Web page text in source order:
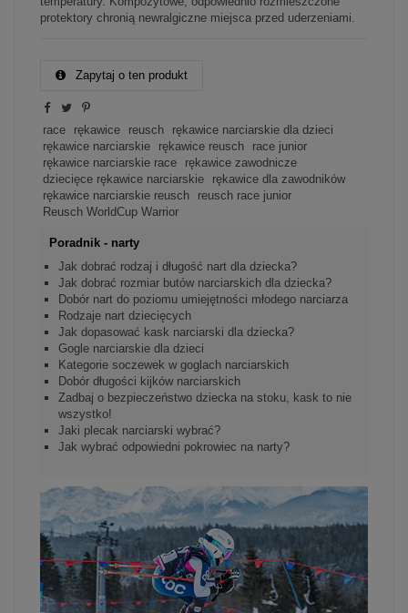
protektory chronią newralgiczne miejsca przed uderzeniami.
Zapytaj o ten produkt
race rękawice reusch
rękawice narciarskie dla dzieci
rękawice narciarskie
rękawice reusch
race junior
rękawice narciarskie race
rękawice zawodnicze
dziecięce rękawice narciarskie
rękawice dla zawodników
rękawice narciarskie reusch
reusch race junior
Reusch WorldCup Warrior
Poradnik - narty
Jak dobrać rodzaj i długość nart dla dziecka?
Jak dobrać rozmiar butów narciarskich dla dziecka?
Dobór nart do poziomu umiejętności młodego narciarza
Rodzaje nart dziecięcych
Jak dopasować kask narciarski dla dziecka?
Gogle narciarskie dla dzieci
Kategorie soczewek w goglach narciarskich
Dobór długości kijków narciarskich
Zadbaj o bezpieczeństwo dziecka na stoku, kask to nie
wszystko!
Jaki plecak narciarski wybrać?
Jak wybrać odpowiedni pokrowiec na narty?